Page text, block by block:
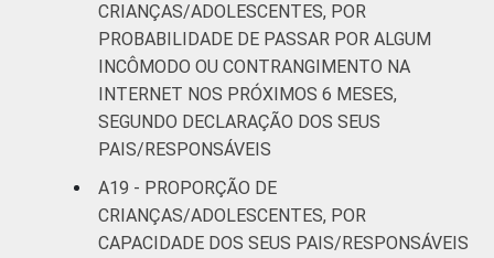
CRIANÇAS/ADOLESCENTES, POR
PROBABILIDADE DE PASSAR POR ALGUM
INCÔMODO OU CONTRANGIMENTO NA
INTERNET NOS PRÓXIMOS 6 MESES,
SEGUNDO DECLARAÇÃO DOS SEUS
PAIS/RESPONSÁVEIS
A19 - PROPORÇÃO DE
CRIANÇAS/ADOLESCENTES, POR
CAPACIDADE DOS SEUS PAIS/RESPONSÁVEIS